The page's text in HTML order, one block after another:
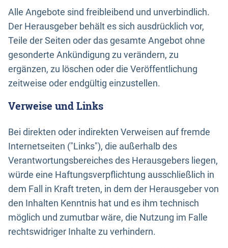
Alle Angebote sind freibleibend und unverbindlich.
Der Herausgeber behält es sich ausdrücklich vor,
Teile der Seiten oder das gesamte Angebot ohne
gesonderte Ankündigung zu verändern, zu
ergänzen, zu löschen oder die Veröffentlichung
zeitweise oder endgültig einzustellen.
Verweise und Links
Bei direkten oder indirekten Verweisen auf fremde
Internetseiten ("Links"), die außerhalb des
Verantwortungsbereiches des Herausgebers liegen,
würde eine Haftungsverpflichtung ausschließlich in
dem Fall in Kraft treten, in dem der Herausgeber von
den Inhalten Kenntnis hat und es ihm technisch
möglich und zumutbar wäre, die Nutzung im Falle
rechtswidriger Inhalte zu verhindern.